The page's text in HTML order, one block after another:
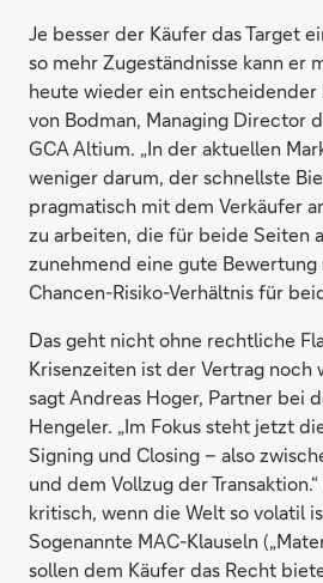
Je besser der Käufer das Target
so mehr Zugeständnisse kann er
heute wieder ein entscheidender
von Bodman, Managing Director
GCA Altium. „In der aktuellen
weniger darum, der schnellste
pragmatisch mit dem Verkäufer
zu arbeiten, die für beide Seiten
zunehmend eine gute Bewertung
Chancen-Risiko-Verhältnis für
Das geht nicht ohne rechtliche
Krisenzeiten ist der Vertrag noch
sagt Andreas Hoger, Partner bei
Hengeler. „Im Fokus steht jetzt
Signing und Closing – also
und dem Vollzug der
kritisch, wenn die Welt so volatil
Sogenannte MAC-Klauseln
sollen dem Käufer das Recht